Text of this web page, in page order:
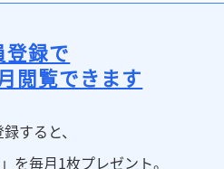
登録で
閲覧できます
すると、
を毎月1枚プレゼント。